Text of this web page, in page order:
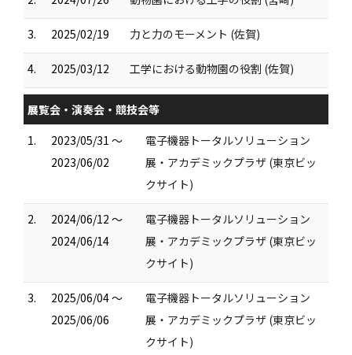
3. 2025/02/19 力と力のモーメント (佐賀)
4. 2025/03/12 工学における動物園の役割 (佐賀)
展覧会・演奏会・競技会等
1.
2023/05/31 ～
2023/06/02
電⼦機器トータルソリューション
展・アカデミックプラザ (東京ビッ
クサイト)
2.
2024/06/12 ～
2024/06/14
電⼦機器トータルソリューション
展・アカデミックプラザ (東京ビッ
クサイト)
3.
2025/06/04 ～
2025/06/06
電⼦機器トータルソリューション
展・アカデミックプラザ (東京ビッ
クサイト)